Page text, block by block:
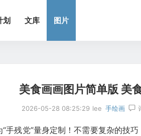
划 文库 图片
美食画画图片简单版 美
2026-05-28 08:25:29 lee 手绘画
手残党”量身定制！不需要复杂的技